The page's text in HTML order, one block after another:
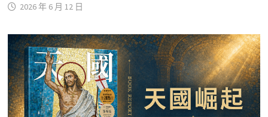
2026 年 6 月 12 日